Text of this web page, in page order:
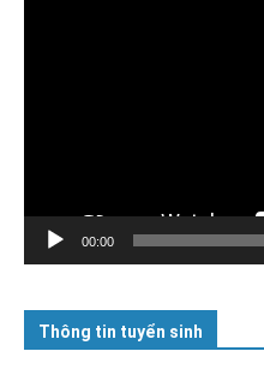
00:00
Thông tin tuyển sinh